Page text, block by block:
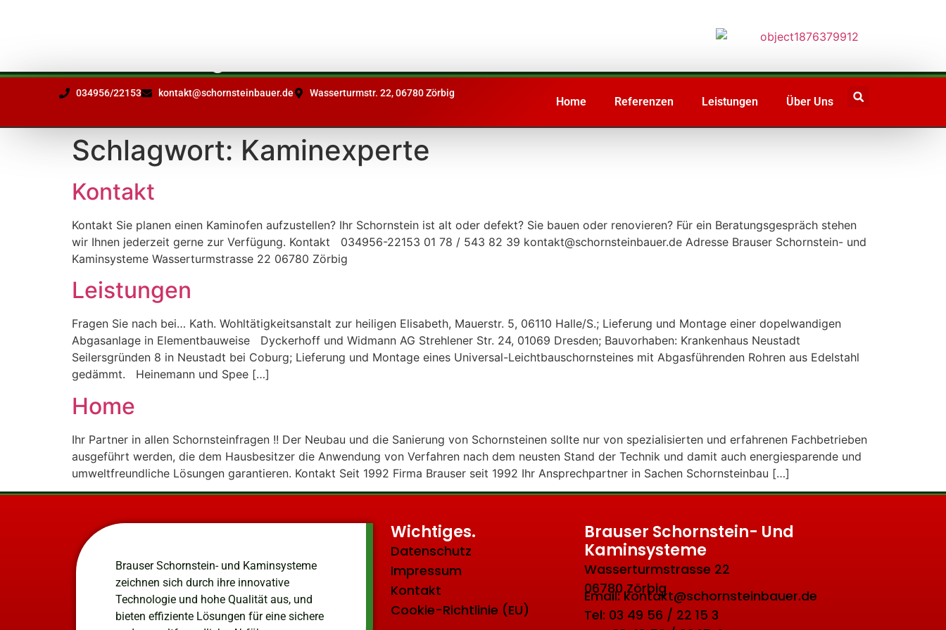
034956/22153 kontakt@schornsteinbauer.de Wasserturmstr. 22, 06780 Zörbig
Home Referenzen Leistungen Über Uns
Schlagwort: Kaminexperte
Kontakt
Kontakt Sie planen einen Kaminofen aufzustellen? Ihr Schornstein ist alt oder defekt? Sie bauen oder renovieren? Für ein Beratungsgespräch stehen
wir Ihnen jederzeit gerne zur Verfügung. Kontakt 034956-22153 01 78 / 543 82 39 kontakt@schornsteinbauer.de Adresse Brauser Schornstein- und
Kaminsysteme Wasserturmstrasse 22 06780 Zörbig
Leistungen
Fragen Sie nach bei… Kath. Wohltätigkeitsanstalt zur heiligen Elisabeth, Mauerstr. 5, 06110 Halle/S.; Lieferung und Montage einer dopelwandigen
Abgasanlage in Elementbauweise Dyckerhoff und Widmann AG Strehlener Str. 24, 01069 Dresden; Bauvorhaben: Krankenhaus Neustadt
Seilersgründen 8 in Neustadt bei Coburg; Lieferung und Montage eines Universal-Leichtbauschornsteines mit Abgasführenden Rohren aus Edelstahl
gedämmt. Heinemann und Spee […]
Home
Ihr Partner in allen Schornsteinfragen !! Der Neubau und die Sanierung von Schornsteinen sollte nur von spezialisierten und erfahrenen Fachbetrieben
ausgeführt werden, die dem Hausbesitzer die Anwendung von Verfahren nach dem neusten Stand der Technik und damit auch energiesparende und
umweltfreundliche Lösungen garantieren. Kontakt Seit 1992 Firma Brauser seit 1992 Ihr Ansprechpartner in Sachen Schornsteinbau […]
Brauser Schornstein- und Kaminsysteme
zeichnen sich durch ihre innovative
Technologie und hohe Qualität aus, und
bieten effiziente Lösungen für eine sichere
Wichtiges.
Datenschutz
Impressum
Kontakt
Cookie-Richtlinie (EU)
Brauser Schornstein- Und
Kaminsysteme
Wasserturmstrasse 22
06780 Zörbig
Email: kontakt@schornsteinbauer.de
Tel: 03 49 56 / 22 15 3